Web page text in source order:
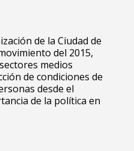
de la Ciudad de
del 2015,
medios
de condiciones de
desde el
de la política en